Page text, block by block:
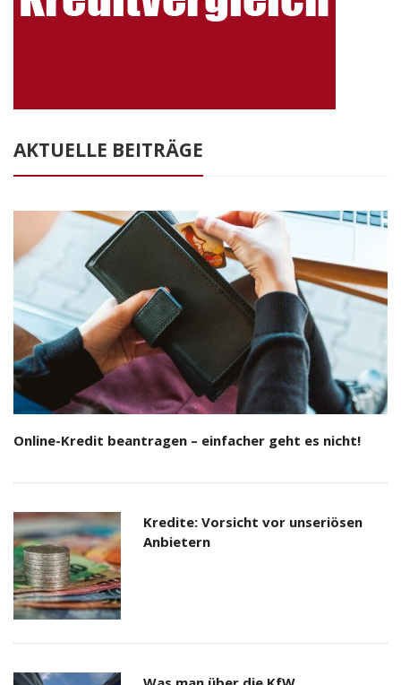
AKTUELLE BEITRÄGE
Online-Kredit beantragen – einfacher geht es nicht!
Kredite: Vorsicht vor unseriösen
Anbietern